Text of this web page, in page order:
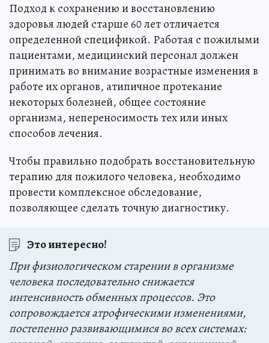
Подход к сохранению и восстановлению
здоровья людей старше 60 лет отличается
определенной спецификой. Работая с пожилыми
пациентами, медицинский персонал должен
принимать во внимание возрастные изменения в
работе их органов, атипичное протекание
некоторых болезней, общее состояние
организма, непереносимость тех или иных
способов лечения.
Чтобы правильно подобрать восстановительную
терапию для пожилого человека, необходимо
провести комплексное обследование,
позволяющее сделать точную диагностику.
Это интересно!
При физиологическом старении в организме
человека последовательно снижается
интенсивность обменных процессов. Это
сопровождается атрофическими изменениями,
постепенно развивающимися во всех системах: